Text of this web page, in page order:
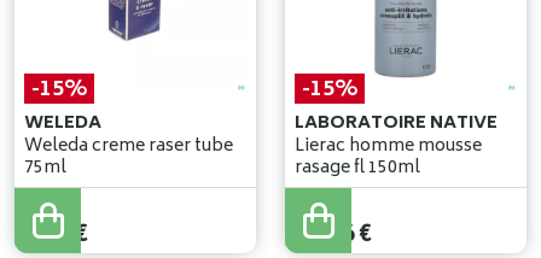
-15%
WELEDA
Weleda creme raser tube
75ml
7,99€
6,79 €
-15%
LABORATOIRE NATIVE
Lierac homme mousse
rasage fl 150ml
12,90
10,96€